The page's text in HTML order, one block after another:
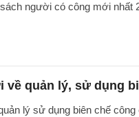
người có công mới nhất
về quản lý, sử dụng
lý sử dụng biên chế